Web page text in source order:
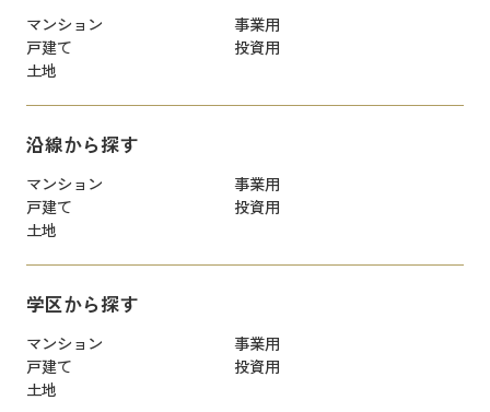
マンション
事業用
戸建て
投資用
土地
沿線から探す
マンション
事業用
戸建て
投資用
土地
学区から探す
マンション
事業用
戸建て
投資用
土地